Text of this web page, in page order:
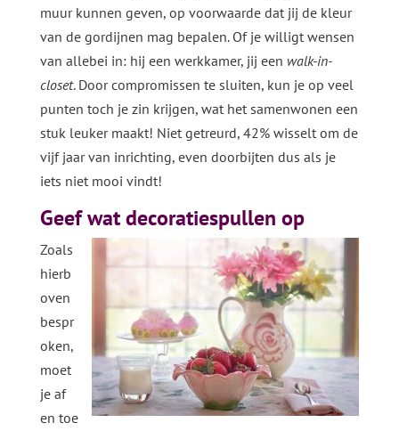
muur kunnen geven, op voorwaarde dat jij de kleur
van de gordijnen mag bepalen. Of je willigt wensen
van allebei in: hij een werkkamer, jij een walk-in-
closet. Door compromissen te sluiten, kun je op veel
punten toch je zin krijgen, wat het samenwonen een
stuk leuker maakt! Niet getreurd, 42% wisselt om de
vijf jaar van inrichting, even doorbijten dus als je
iets niet mooi vindt!
Geef wat decoratiespullen op
Zoals
hierb
oven
bespr
oken,
moet
je af
en toe